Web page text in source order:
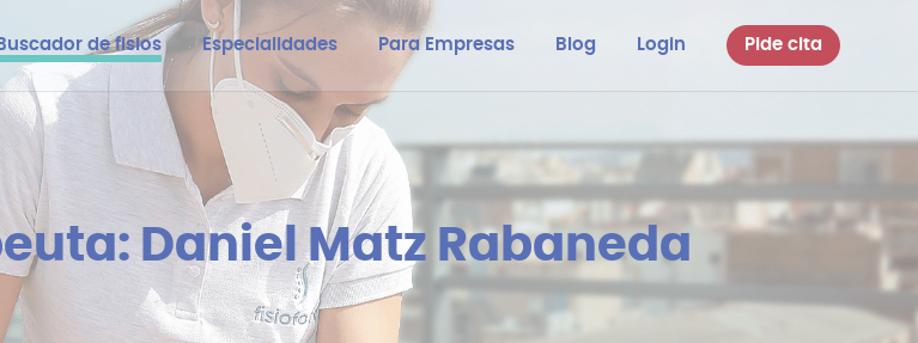
Buscador de fisios Especialidades Para Empresas Blog Login Pide cita
Daniel Matz Rabaneda